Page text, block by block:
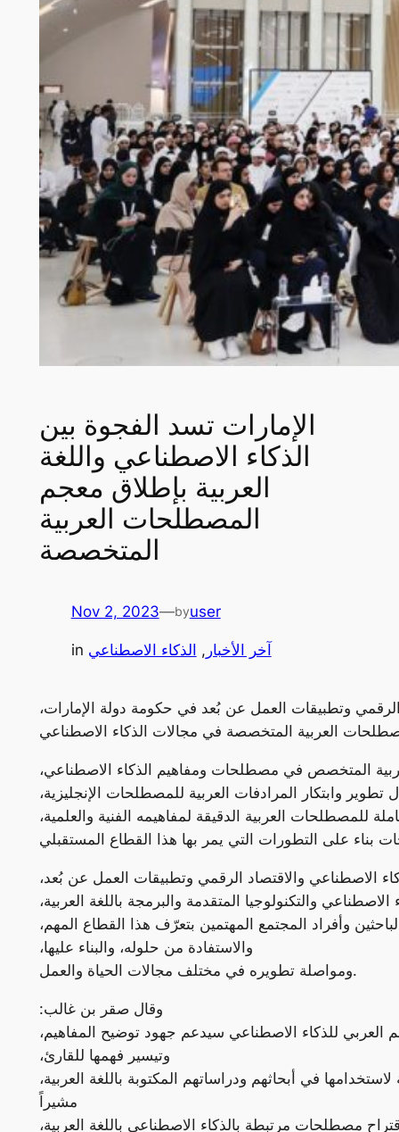
الإمارات تسد الفجوة بين
الذكاء الاصطناعي واللغة
العربية بإطلاق معجم
المصطلحات العربية
المتخصصة
Nov 2, 2023—byuser
in آخر الأخبار , الذكاء الاصطناعي
وتطبيقات العمل عن بُعد في حكومة دولة الإمارات،
المتخصص في مصطلحات ومفاهيم الذكاء الاصطناعي،
تطوير وابتكار المرادفات العربية للمصطلحات الإنجليزية،
للمصطلحات العربية الدقيقة لمفاهيمه الفنية والعلمية،
الاصطناعي والاقتصاد الرقمي وتطبيقات العمل عن بُعد،
والتكنولوجيا المتقدمة والبرمجة باللغة العربية،
وأفراد المجتمع المهتمين بتعرّف هذا القطاع المهم،
والاستفادة من حلوله، والبناء عليها،
ومواصلة تطويره في مختلف مجالات الحياة والعمل.
وقال صقر بن غالب:
العربي للذكاء الاصطناعي سيدعم جهود توضيح المفاهيم،
وتيسير فهمها للقارئ،
في أبحاثهم ودراساتهم المكتوبة باللغة العربية،
مشيراً
مصطلحات مرتبطة بالذكاء الاصطناعي باللغة العربية،